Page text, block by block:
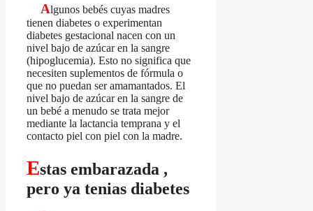
Algunos bebés cuyas madres
tienen diabetes o experimentan
diabetes gestacional nacen con un
nivel bajo de azúcar en la sangre
(hipoglucemia). Esto no significa que
necesiten suplementos de fórmula o
que no puedan ser amamantados. El
nivel bajo de azúcar en la sangre de
un bebé a menudo se trata mejor
mediante la lactancia temprana y el
contacto piel con piel con la madre.
Estas embarazada ,
pero ya tenias diabetes